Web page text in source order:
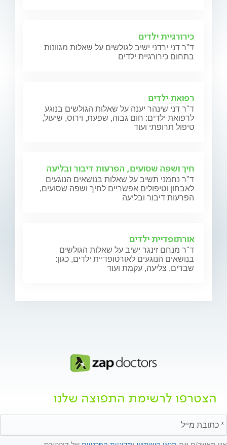
כירורגיית ילדים
ד"ר דני ירדני ישיב לגולשים על שאלות מגוונות
בתחום כירורגיית ילדים
רפואת ילדים
ד"ר דני שינהר יענה על שאלות הגולשים בנוגע
לרפואת ילדים: חום גבוה, שפעת, וירוס, שיעול,
טיפול תרופתי ועוד
חיך ושפה שסועים, הפרעות דיבור ובליעה
ד"ר נחמני תשיב על שאלות בנושאים הנוגעים
לאבחון וטיפולים אפשריים לחיך ושפה שסועים,
הפרעות דיבור ובליעה
אורתופדיית ילדים
ד"ר מנחם זינגר ישיב על שאלות הגולשים
בנושאים הנוגעים לאורטופדיית ילדים, כגון:
שברים, צליעה, עקמת ועוד
הצטרפו לרשימת התפוצה שלנו